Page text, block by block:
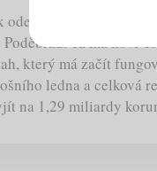
dneška uvádí
Ta má nové
který má začít
ledna a celková
na 1,29 miliardy